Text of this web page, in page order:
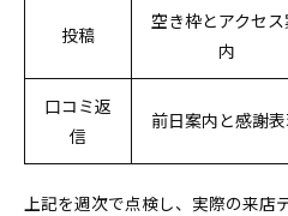
投稿
空き枠とアクセ
内
口コミ返
信
前日案内と感謝
上記を週次で点検し、実際の来店